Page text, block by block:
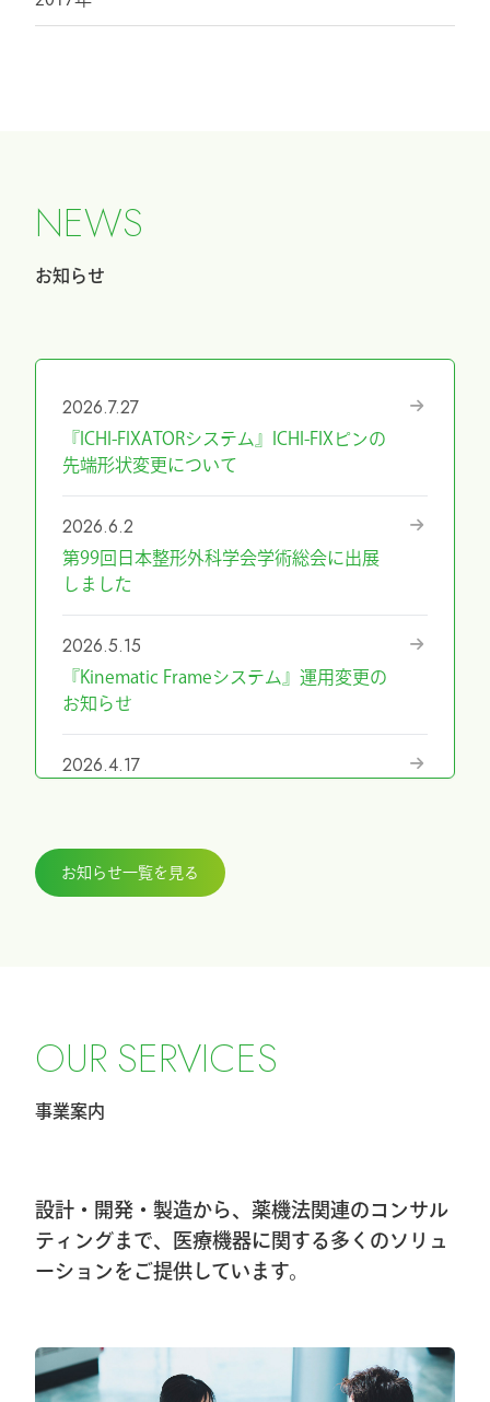
NEWS
お知らせ
2026.7.27
『ICHI-FIXATORシステム』ICHI-FIXピンの
先端形状変更について
2026.6.2
第99回日本整形外科学会学術総会に出展
しました
2026.5.15
『Kinematic Frameシステム』運用変更の
お知らせ
2026.4.17
2026.3.27
せ
2026.2.20
2026.1.8
第40回東日本手外科研究会出展＆ハンズ
2026.1.7
大阪物流センター開設(移転)のお知らせ
お知らせ一覧を見る
OUR SERVICES
事業案内
設計・開発・製造から、薬機法関連のコンサル
ティングまで、医療機器に関する多くのソリュ
ーションをご提供しています。